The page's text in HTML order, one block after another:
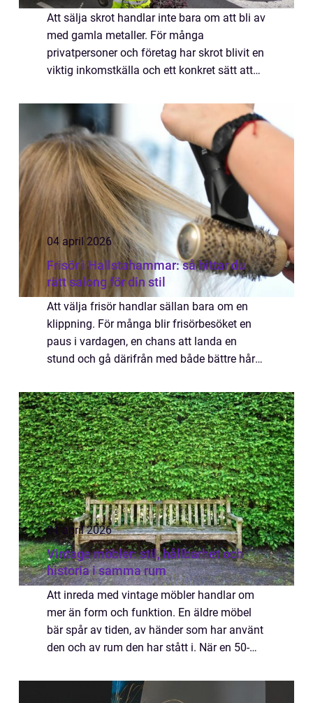
Att sälja skrot handlar inte bara om att bli av
med gamla metaller. För många
privatpersoner och företag har skrot blivit en
viktig inkomstkälla och ett konkret sätt att
metallskrot återvinns sparas stora män...
04 april 2026
Frisör i Hallstahammar: så hittar du
rätt salong för din stil
Att välja frisör handlar sällan bara om en
klippning. För många blir frisörbesöket en
paus i vardagen, en chans att landa en
stund och gå därifrån med både bättre hår
01 april 2026
Vintage möbler: stil, hållbarhet och
historia i samma rum
Att inreda med vintage möbler handlar om
mer än form och funktion. En äldre möbel
bär spår av tiden, av händer som har använt
den och av rum den har stått i. När en 50-